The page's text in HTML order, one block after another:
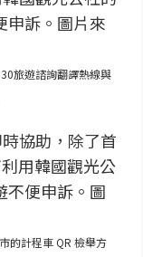
旅遊諮詢翻譯熱線與
的計程車 QR 檢舉方